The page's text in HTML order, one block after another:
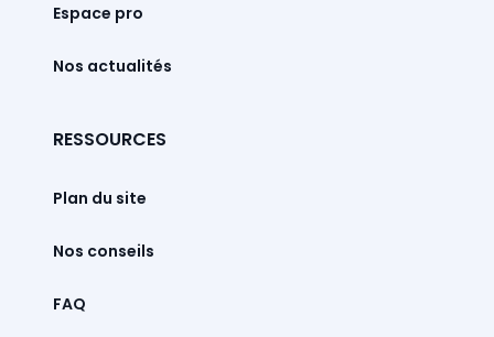
Espace pro
Nos actualités
RESSOURCES
Plan du site
Nos conseils
FAQ